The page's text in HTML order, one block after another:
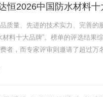
恒2026中国防水材料十
质量、先进的技术实力、完善的
料十大品牌”。榜单的评选结果
者，而专家评审则邀请了超过万